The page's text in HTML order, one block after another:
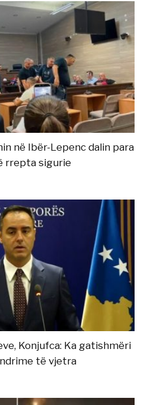
në Ibër-Lepenc dalin para
rrepta sigurie
Konjufca: Ka gatishmëri
të vjetra